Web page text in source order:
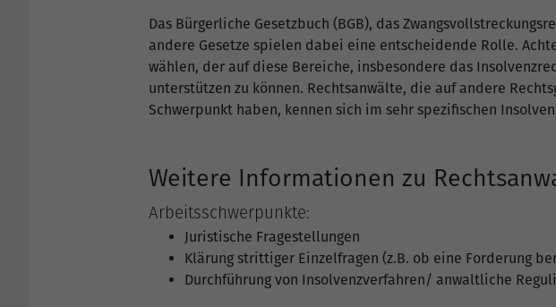
Das Bürgerliche Gesetzbuch (BGB), das
andere Gesetze spielen dabei eine entscheidende Rolle.
wählen, der auf diese Bereiche, insbesondere das
unterstützen zu können. Rechtsanwälte, die auf andere
Schwerpunkt haben, kennen sich im sehr spezifischen
Weitere Informationen zu
Arbeitsschwerpunkte:
Juristische Fragestellungen
Klärung strittiger Einzelfragen (z.B. ob eine Forderung
Durchführung von Insolvenzverfahren/ anwaltliche